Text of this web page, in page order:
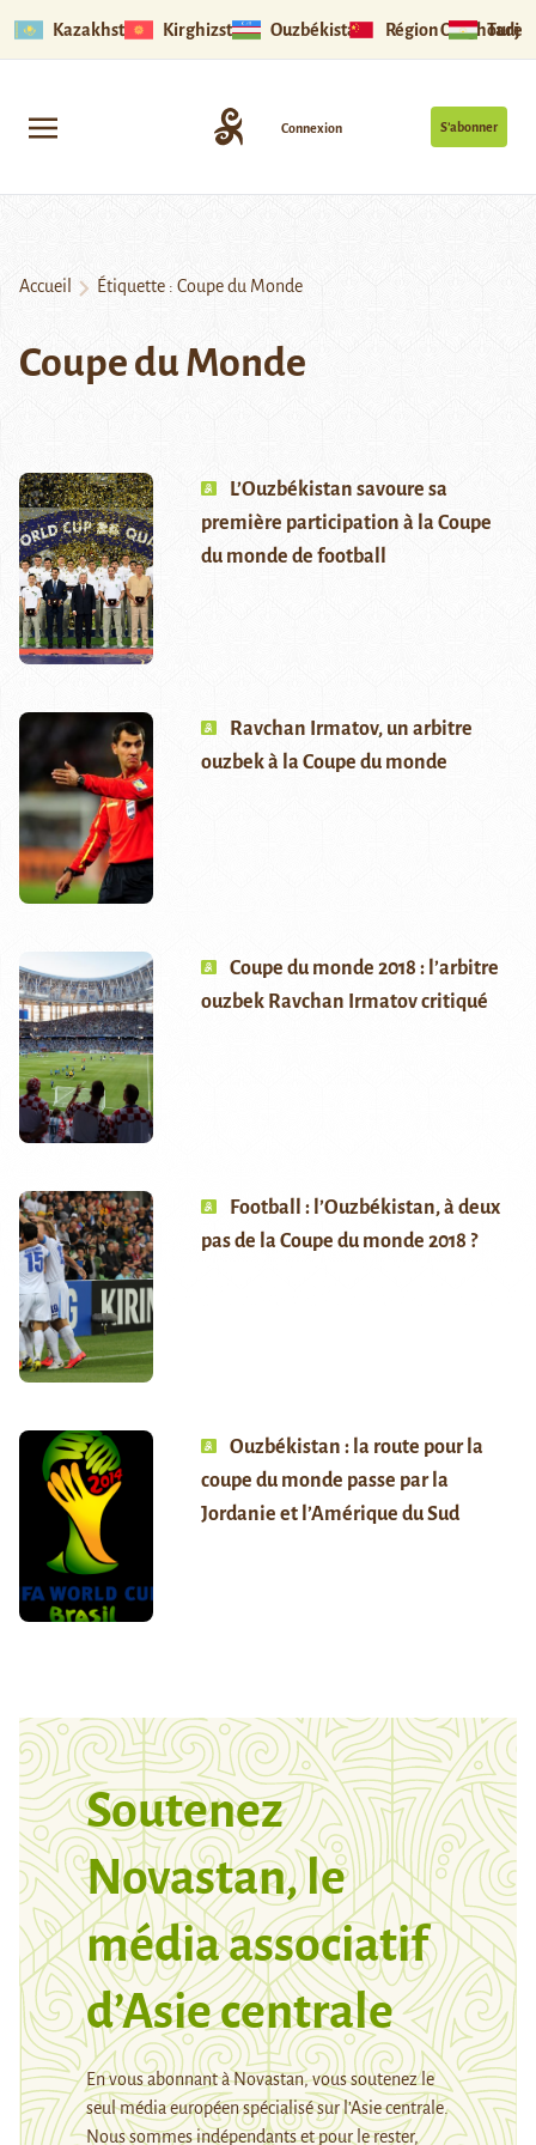
Kazakhstan Kirghizstan Ouzbékistan Région Ouïghoure
S’abonner
Connexion
Accueil Étiquette : Coupe du Monde
Coupe du Monde
L’Ouzbékistan savoure sa
première participation à la Coupe
du monde de football
Ravchan Irmatov, un arbitre
ouzbek à la Coupe du monde
Coupe du monde 2018 : l’arbitre
ouzbek Ravchan Irmatov critiqué
Football : l’Ouzbékistan, à deux
pas de la Coupe du monde 2018 ?
Ouzbékistan : la route pour la
coupe du monde passe par la
Jordanie et l’Amérique du Sud
Soutenez
Novastan, le
média associatif
d’Asie centrale
En vous abonnant à Novastan, vous soutenez le
seul média européen spécialisé sur l’Asie centrale.
Nous sommes indépendants et pour le rester,